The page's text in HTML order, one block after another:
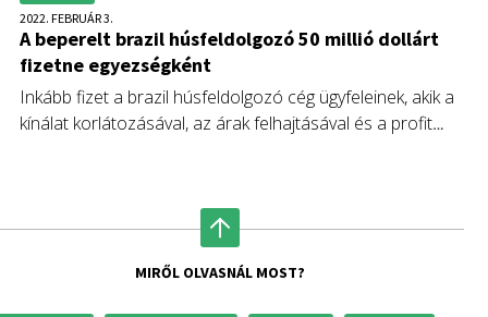
2022. FEBRUÁR 3.
A beperelt brazil húsfeldolgozó 50 millió dollárt
fizetne egyezségként
Inkább fizet a brazil húsfeldolgozó cég ügyfeleinek, akik a
kínálat korlátozásával, az árak felhajtásával és a profit
MIRŐL OLVASNÁL MOST?